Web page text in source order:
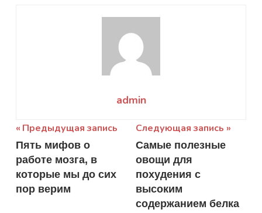
admin
Навигация
по
записям
Предыдущая запись
Пять мифов о
работе мозга, в
которые мы до сих
пор верим
Следующая запись
Самые полезные
овощи для
похудения с
высоким
содержанием белка